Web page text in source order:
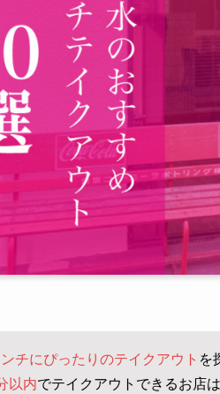
チにぴったりのテイクアウト を
以内でテイクアウトできるお店